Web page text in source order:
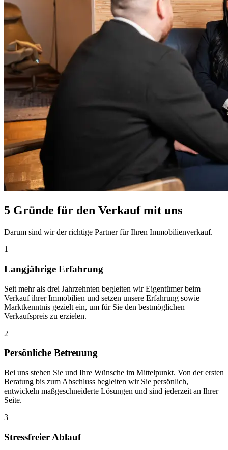
5 Gründe für den Verkauf mit uns
Darum sind wir der richtige Partner für Ihren Immobilienverkauf.
1
Langjährige Erfahrung
Seit mehr als drei Jahrzehnten begleiten wir Eigentümer beim
Verkauf ihrer Immobilien und setzen unsere Erfahrung sowie
Marktkenntnis gezielt ein, um für Sie den bestmöglichen
Verkaufspreis zu erzielen.
2
Persönliche Betreuung
Bei uns stehen Sie und Ihre Wünsche im Mittelpunkt. Von der ersten
Beratung bis zum Abschluss begleiten wir Sie persönlich,
entwickeln maßgeschneiderte Lösungen und sind jederzeit an Ihrer
Seite.
3
Stressfreier Ablauf